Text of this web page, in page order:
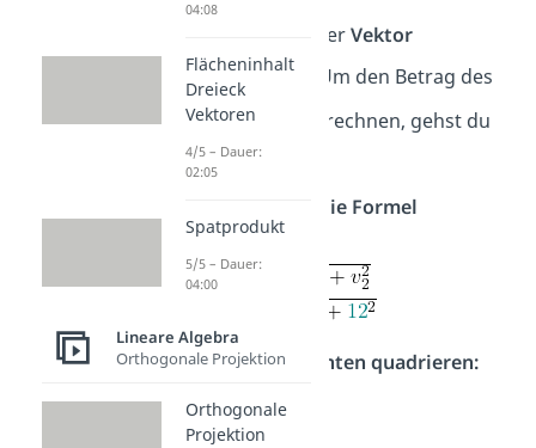
Gegeben ist derVektor
. Um den Betrag des
Vektors zu berechnen, gehst du
so vor:
Werte in die Formel
einsetzen:
Komponenten quadrieren:
25
12² =
04:08
Flächeninhalt
Dreieck
Vektoren
4/5 – Dauer:
02:05
Spatprodukt
5/5 – Dauer:
04:00
Lineare Algebra
Orthogonale Projektion
Orthogonale
Projektion